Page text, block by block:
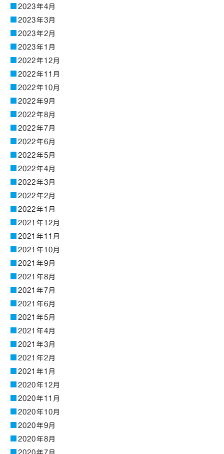
2023年4月
2023年3月
2023年2月
2023年1月
2022年12月
2022年11月
2022年10月
2022年9月
2022年8月
2022年7月
2022年6月
2022年5月
2022年4月
2022年3月
2022年2月
2022年1月
2021年12月
2021年11月
2021年10月
2021年9月
2021年8月
2021年7月
2021年6月
2021年5月
2021年4月
2021年3月
2021年2月
2021年1月
2020年12月
2020年11月
2020年10月
2020年9月
2020年8月
2020年7月